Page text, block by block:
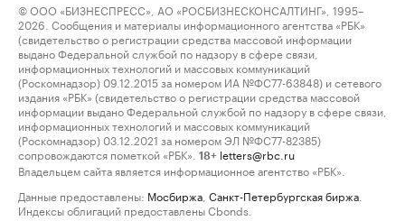
© ООО «БИЗНЕСПРЕСС», АО «РОСБИЗНЕСКОНСАЛТИНГ», 1995–
2026. Сообщения и материалы информационного агентства «РБК»
(свидетельство о регистрации средства массовой информации
выдано Федеральной службой по надзору в сфере связи,
информационных технологий и массовых коммуникаций
(Роскомнадзор) 09.12.2015 за номером ИА №ФС77-63848) и сетевого
издания «РБК» (свидетельство о регистрации средства массовой
информации выдано Федеральной службой по надзору в сфере связи,
информационных технологий и массовых коммуникаций
(Роскомнадзор) 03.12.2021 за номером ЭЛ №ФС77-82385)
сопровождаются пометкой «РБК».
18+ letters@rbc.ru
Владельцем сайта является информационное агентство «РБК».
Данные предоставлены: Мосбиржа Санкт-Петербургская биржа
Индексы облигаций предоставлены Cbonds.